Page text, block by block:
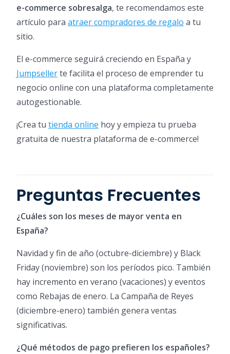
e-commerce sobresalga, te recomendamos este
artículo para atraer compradores de regalo a tu
sitio.
El e-commerce seguirá creciendo en España y
Jumpsellerte facilita el proceso de emprender tu
negocio online con una plataforma completamente
autogestionable.
¡Crea tu tienda online hoy y empieza tu prueba
gratuita de nuestra plataforma de e-commerce!
Preguntas Frecuentes
¿Cuáles son los meses de mayor venta en
España?
Navidad y fin de año (octubre-diciembre) y Black
Friday (noviembre) son los períodos pico. También
hay incremento en verano (vacaciones) y eventos
como Rebajas de enero. La Campaña de Reyes
(diciembre-enero) también genera ventas
significativas.
¿Qué métodos de pago prefieren los españoles?